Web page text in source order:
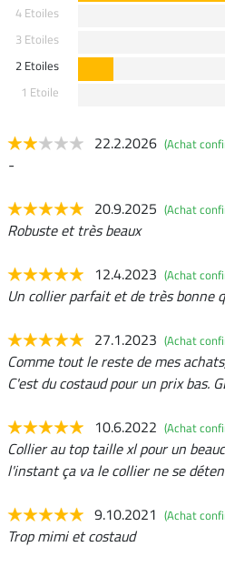
4 Etoiles
3 Etoiles
2 Etoiles
1 Etoile
22.2.2026 (Achat
-
20.9.2025 (Achat
Robuste et très beaux
12.4.2023 (Achat
Un collier parfait et de très bonne
27.1.2023 (Achat
Comme tout le reste de mes
C'est du costaud pour un prix bas.
10.6.2022 (Achat
Collier au top taille xl pour un
l'instant ça va le collier ne se
9.10.2021 (Achat
Trop mimi et costaud